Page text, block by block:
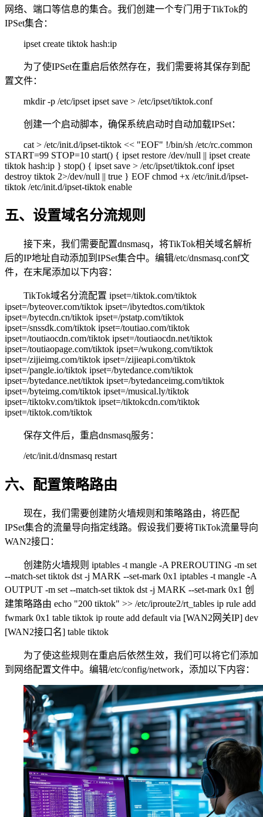
网络、端口等信息的集合。我们创建一个专门用于TikTok的
IPSet集合：
ipset create tiktok hash:ip
为了使IPSet在重启后依然存在，我们需要将其保存到配
置文件：
mkdir -p /etc/ipset ipset save > /etc/ipset/tiktok.conf
创建一个启动脚本，确保系统启动时自动加载IPSet：
cat > /etc/init.d/ipset-tiktok << "EOF" !/bin/sh /etc/rc.common
START=99 STOP=10 start() { ipset restore /dev/null || ipset create
tiktok hash:ip } stop() { ipset save > /etc/ipset/tiktok.conf ipset
destroy tiktok 2>/dev/null || true } EOF chmod +x /etc/init.d/ipset-
tiktok /etc/init.d/ipset-tiktok enable
五、设置域名分流规则
接下来，我们需要配置dnsmasq，将TikTok相关域名解析
后的IP地址自动添加到IPSet集合中。编辑/etc/dnsmasq.conf文
件，在末尾添加以下内容：
TikTok域名分流配置 ipset=/tiktok.com/tiktok
ipset=/byteover.com/tiktok ipset=/ibytedtos.com/tiktok
ipset=/bytecdn.cn/tiktok ipset=/pstatp.com/tiktok
ipset=/snssdk.com/tiktok ipset=/toutiao.com/tiktok
ipset=/toutiaocdn.com/tiktok ipset=/toutiaocdn.net/tiktok
ipset=/toutiaopage.com/tiktok ipset=/wukong.com/tiktok
ipset=/zijieimg.com/tiktok ipset=/zijieapi.com/tiktok
ipset=/pangle.io/tiktok ipset=/bytedance.com/tiktok
ipset=/bytedance.net/tiktok ipset=/bytedanceimg.com/tiktok
ipset=/byteimg.com/tiktok ipset=/musical.ly/tiktok
ipset=/tiktokv.com/tiktok ipset=/tiktokcdn.com/tiktok
ipset=/tiktok.com/tiktok
保存文件后，重启dnsmasq服务：
/etc/init.d/dnsmasq restart
六、配置策略路由
现在，我们需要创建防火墙规则和策略路由，将匹配
IPSet集合的流量导向指定线路。假设我们要将TikTok流量导向
WAN2接口：
创建防火墙规则 iptables -t mangle -A PREROUTING -m set
--match-set tiktok dst -j MARK --set-mark 0x1 iptables -t mangle -A
OUTPUT -m set --match-set tiktok dst -j MARK --set-mark 0x1 创
建策略路由 echo "200 tiktok" >> /etc/iproute2/rt_tables ip rule add
fwmark 0x1 table tiktok ip route add default via [WAN2网关IP] dev
[WAN2接口名] table tiktok
为了使这些规则在重启后依然生效，我们可以将它们添加
到网络配置文件中。编辑/etc/config/network，添加以下内容：